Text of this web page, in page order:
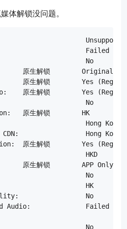
体解锁没问题。
Unsupport
Failed
No
原生解锁        Originals
原生解锁        Yes
原生解锁        Yes
No
原生解锁        HK
Hong Kong
CDN:                 Hong
原生解锁        Yes
HKD
原生解锁        APP Only
No
HK
No
Audio:              Failed